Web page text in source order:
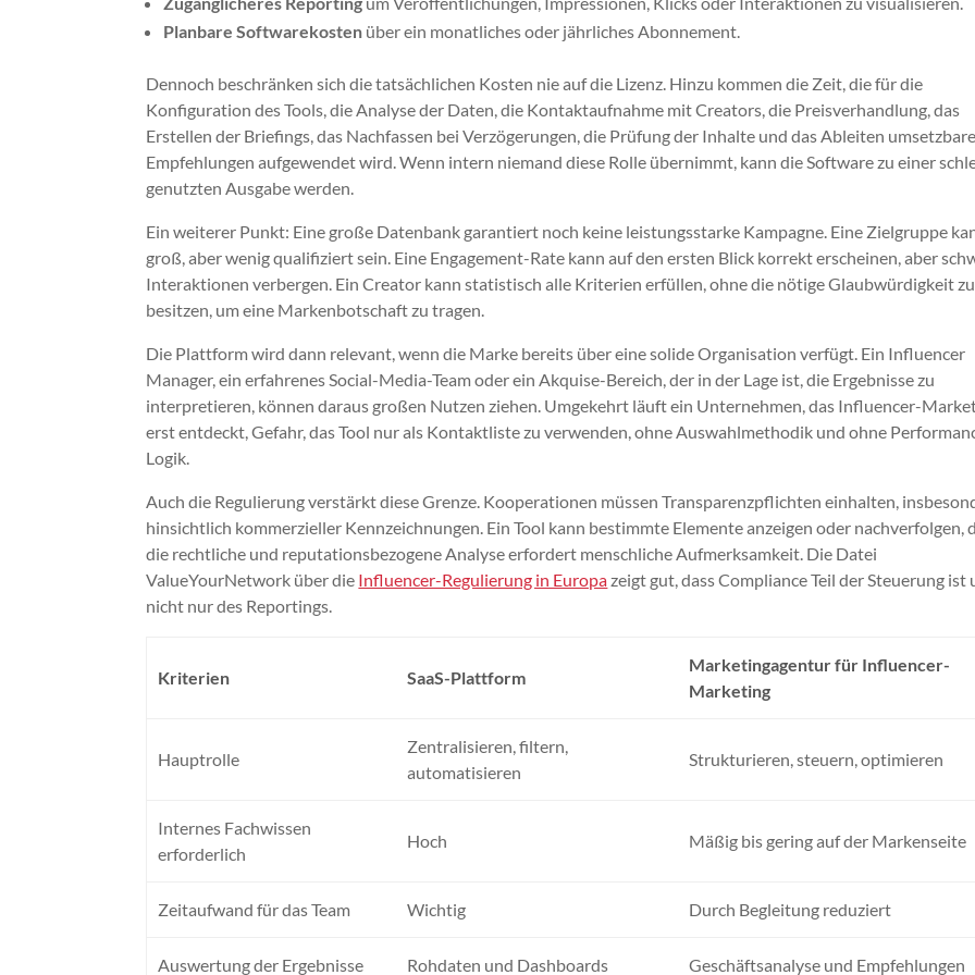
Planbare Softwarekosten über ein monatliches oder jährliches Abonnement.
Dennoch beschränken sich die tatsächlichen Kosten nie auf die Lizenz. Hinzu kommen die Zeit, die für die
Konfiguration des Tools, die Analyse der Daten, die Kontaktaufnahme mit Creators, die Preisverhandlung, das
Erstellen der Briefings, das Nachfassen bei Verzögerungen, die Prüfung der Inhalte und das Ableiten
Empfehlungen aufgewendet wird. Wenn intern niemand diese Rolle übernimmt, kann die Software zu einer
genutzten Ausgabe werden.
Ein weiterer Punkt: Eine große Datenbank garantiert noch keine leistungsstarke Kampagne. Eine Zielgruppe
groß, aber wenig qualifiziert sein. Eine Engagement-Rate kann auf den ersten Blick korrekt erscheinen, aber
Interaktionen verbergen. Ein Creator kann statistisch alle Kriterien erfüllen, ohne die nötige Glaubwürdigkeit zu
besitzen, um eine Markenbotschaft zu tragen.
Die Plattform wird dann relevant, wenn die Marke bereits über eine solide Organisation verfügt. Ein Influencer
Manager, ein erfahrenes Social-Media-Team oder ein Akquise-Bereich, der in der Lage ist, die Ergebnisse zu
interpretieren, können daraus großen Nutzen ziehen. Umgekehrt läuft ein Unternehmen, das Influencer-
erst entdeckt, Gefahr, das Tool nur als Kontaktliste zu verwenden, ohne Auswahlmethodik und ohne
Logik.
Auch die Regulierung verstärkt diese Grenze. Kooperationen müssen Transparenzpflichten einhalten,
hinsichtlich kommerzieller Kennzeichnungen. Ein Tool kann bestimmte Elemente anzeigen oder nachverfolgen,
die rechtliche und reputationsbezogene Analyse erfordert menschliche Aufmerksamkeit. Die Datei
ValueYourNetwork über die Influencer-Regulierung in Europazeigt gut, dass Compliance Teil der Steuerung ist
nicht nur des Reportings.
Kriterien SaaS-Plattform
Marketingagentur für Influencer-
Marketing
Hauptrolle
Zentralisieren, filtern,
automatisieren
Strukturieren, steuern, optimieren
Internes Fachwissen
erforderlich
Hoch Mäßig bis gering auf der Markenseite
Zeitaufwand für das Team Wichtig Durch Begleitung reduziert
Auswertung der Ergebnisse Rohdaten und Dashboards Geschäftsanalyse und Empfehlungen